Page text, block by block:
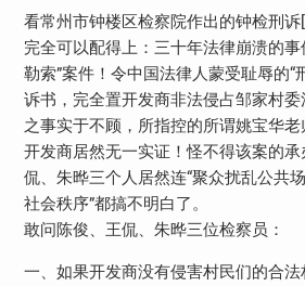
看常州市钟楼区检察院作出的钟检刑诉
完全可以配得上：三十年法律崩溃的
勒索”案件！令中国法律人蒙受耻辱的“
诉书，完全置开发商非法侵占邹家村
之事实于不顾，所指控的所谓姚宝华
开发商居然无一实证！怪不得该案的
侃、朱晔三个人居然连“聚众扰乱公共
社会秩序”都搞不明白了。
敢问陈俊、王侃、朱晔三位检察员：
一、如果开发商没有侵害村民们的合